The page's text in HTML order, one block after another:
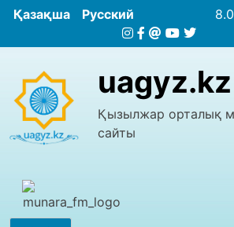
Қазақша Русский
uagyz.kz
Қызылжар орталық
сайты